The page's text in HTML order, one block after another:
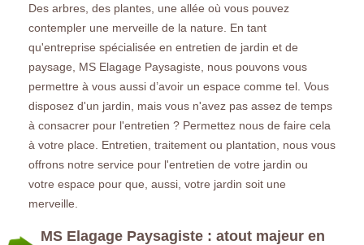
Des arbres, des plantes, une allée où vous pouvez
contempler une merveille de la nature. En tant
qu'entreprise spécialisée en entretien de jardin et de
paysage, MS Elagage Paysagiste, nous pouvons vous
permettre à vous aussi d’avoir un espace comme tel. Vous
disposez d'un jardin, mais vous n'avez pas assez de temps
à consacrer pour l'entretien ? Permettez nous de faire cela
à votre place. Entretien, traitement ou plantation, nous vous
offrons notre service pour l'entretien de votre jardin ou
votre espace pour que, aussi, votre jardin soit une
merveille.
MS Elagage Paysagiste : atout majeur en